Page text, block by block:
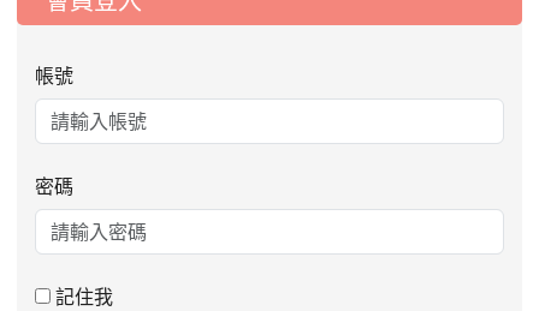
帳號
密碼
記住我